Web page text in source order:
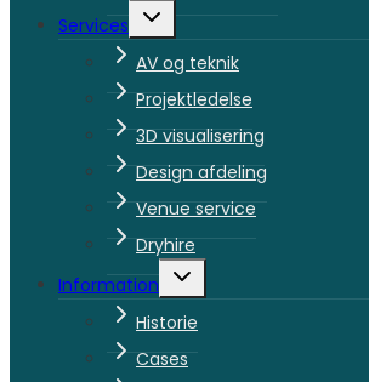
Services
Skift
AV og teknik
Projektledelse
3D visualisering
Design afdeling
Venue service
Dryhire
Information
Skift
Historie
Cases